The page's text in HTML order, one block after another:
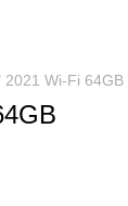
2021 Wi-Fi 64GB